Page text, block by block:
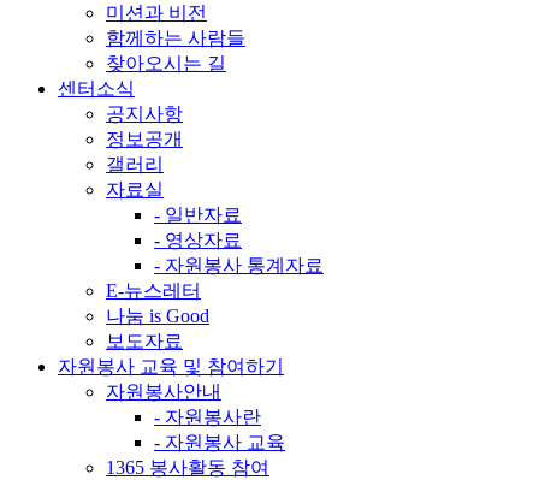
미션과 비전
함께하는 사람들
찾아오시는 길
센터소식
공지사항
정보공개
갤러리
자료실
- 일반자료
- 영상자료
- 자원봉사 통계자료
E-뉴스레터
나눔 is Good
보도자료
자원봉사 교육 및 참여하기
자원봉사안내
- 자원봉사란
- 자원봉사 교육
1365 봉사활동 참여